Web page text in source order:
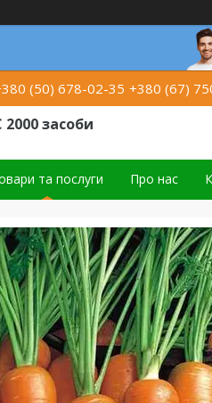
(50) 678-02-35 +380 (67)
засоби
та послуги Про нас